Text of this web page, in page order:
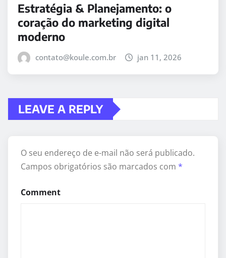
Estratégia & Planejamento: o
coração do marketing digital
moderno
contato@koule.com.br jan 11, 2026
LEAVE A REPLY
O seu endereço de e-mail não será publicado.
Campos obrigatórios são marcados com *
Comment